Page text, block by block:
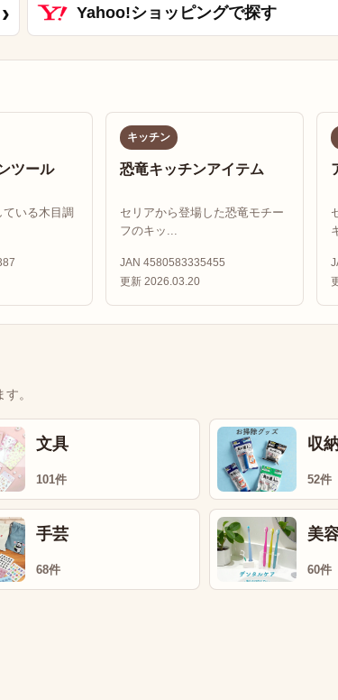
› Yahoo!ショッピングで探す
ツール
いる木目調
キッチン
恐竜キッチンアイテム
セリアから登場した恐竜モチー
フのキッ...
JAN 4580583335455
更新 2026.03.20
。
文具
101件
収
52件
手芸
68件
美
60件